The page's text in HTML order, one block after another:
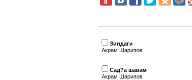
Зиндаги
Акрам Шарипов
Сад?а шавам
Акрам Шарипов